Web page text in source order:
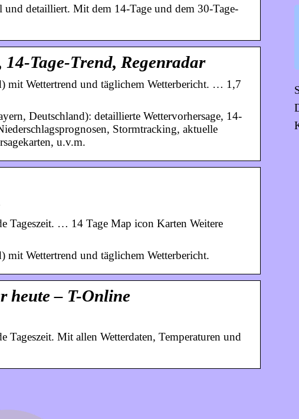
detailliert. Mit dem 14-Tage und dem 30-Tage-
14-Tage-Trend, Regenradar
mit Wettertrend und täglichem Wetterbericht. … 1,7
Deutschland): detaillierte Wettervorhersage, 14-
Stormtracking, aktuelle
u.v.m.
Tageszeit. … 14 Tage Map icon Karten Weitere
mit Wettertrend und täglichem Wetterbericht.
heute – T-Online
Mit allen Wetterdaten, Temperaturen und